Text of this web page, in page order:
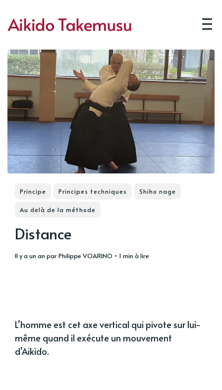
Principe Principes techniques Shiho nage
Au delà de la méthode
Distance
il y a un anparPhilippe VOARINO • 1 min à lire
L’homme est cet axe vertical qui pivote sur lui-
même quand il exécute un mouvement
d’Aikido.